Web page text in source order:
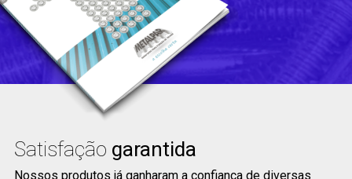
Satisfação garantida
Nossos produtos já ganharam a confiança de diversas